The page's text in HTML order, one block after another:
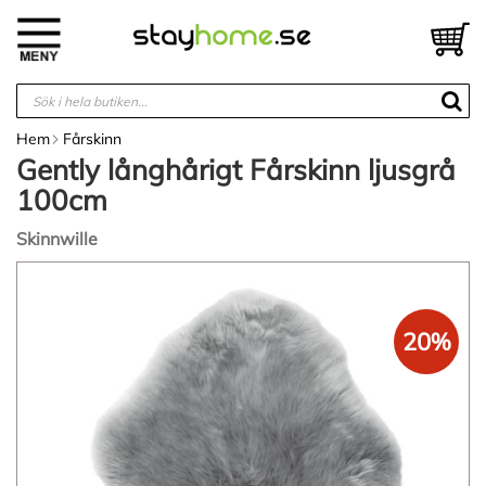
innehållet
Hem Fårskinn
Gently långhårigt Fårskinn ljusgrå
100cm
Skinnwille
20%